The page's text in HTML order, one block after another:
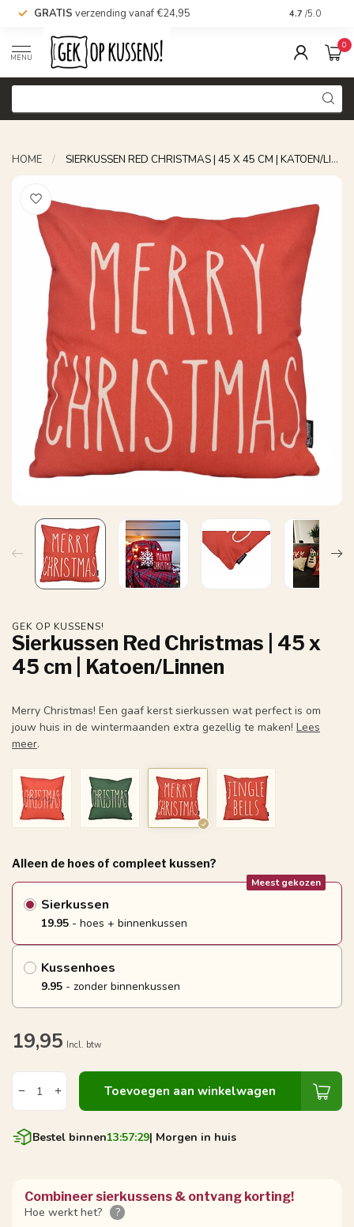
GRATIS verzending vanaf €24,95 Voor 16.00
4.7 /5.0
MENU
0
HOME / SIERKUSSEN RED CHRISTMAS | 45 X 45 CM | KATOEN/LINNEN
GEK OP KUSSENS!
Sierkussen Red Christmas | 45 x
45 cm | Katoen/Linnen
Merry Christmas! Een gaaf kerst sierkussen wat perfect is om
jouw huis in de wintermaanden extra gezellig te maken! Lees
meer.
Alleen de hoes of compleet kussen?
Sierkussen
Meest gekozen
19.95 - hoes + binnenkussen
Kussenhoes
9.95 - zonder binnenkussen
19,95 Incl. btw
Toevoegen aan winkelwagen
Bestel binnen13:57:28| Morgen in huis
Combineer sierkussens & ontvang korting!
Hoe werkt het?
?